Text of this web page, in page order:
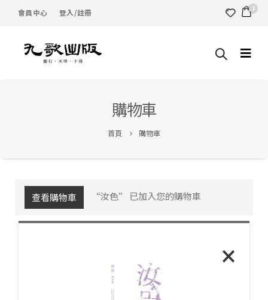
會員中心 登入/註冊 1
購物車
首頁 購物車
查看購物車 “汝色” 已加入您的購物車
×